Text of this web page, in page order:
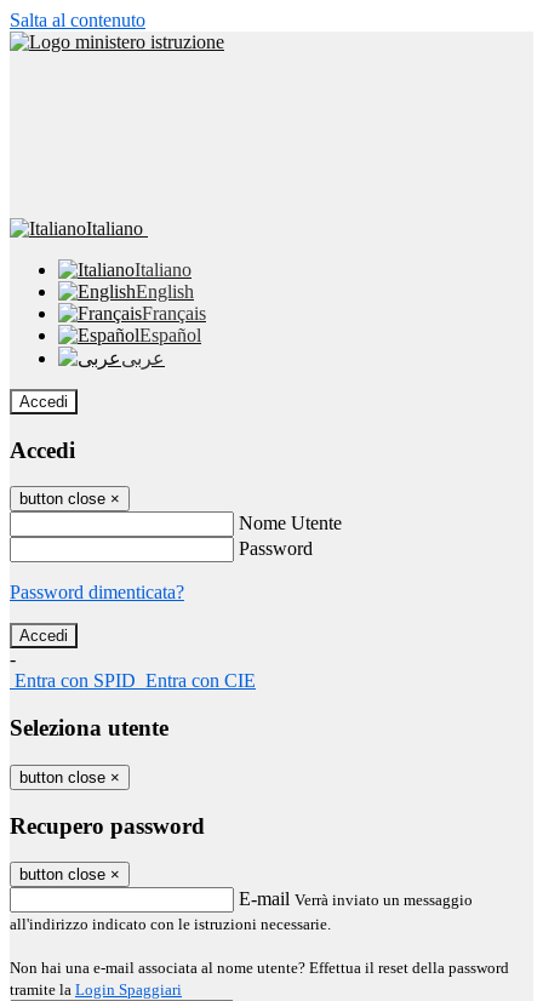
Salta al contenuto
Italiano
Italiano
English
Français
Español
عربى
Accedi
Accedi
button close ×
Nome Utente
Password
Password dimenticata?
-
Entra con SPID Entra con CIE
Seleziona utente
button close ×
Recupero password
button close ×
E-mail Verrà inviato un messaggio
all'indirizzo indicato con le istruzioni necessarie.
Non hai una e-mail associata al nome utente? Effettua il reset della password
tramite la Login Spaggiari